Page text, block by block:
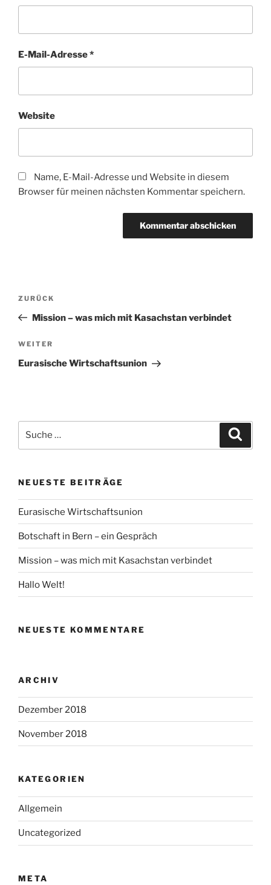
E-Mail-Adresse*
Website
Name, E-Mail-Adresse und Website in diesem
Browser für meinen nächsten Kommentar speichern.
Beitragsnavigation
Vorheriger
Beitrag
ZURÜCK
Mission – was mich mit Kasachstan verbindet
Nächster
Beitrag
WEITER
Eurasische Wirtschaftsunion
nach:
NEUESTE BEITRÄGE
Eurasische Wirtschaftsunion
Botschaft in Bern – ein Gespräch
Mission – was mich mit Kasachstan verbindet
Hallo Welt!
NEUESTE KOMMENTARE
ARCHIV
Dezember 2018
November 2018
KATEGORIEN
Allgemein
Uncategorized
META